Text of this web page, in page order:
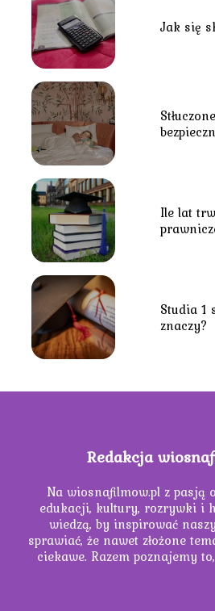
Jak się
Ile lat
Studia 1
znaczy?
Redakcja
Na wiosnafilmow.pl z pasją
edukacji, kultury, rozrywki i
wiedzą, by inspirować
sprawiać, że nawet złożone
ciekawe. Razem poznajemy